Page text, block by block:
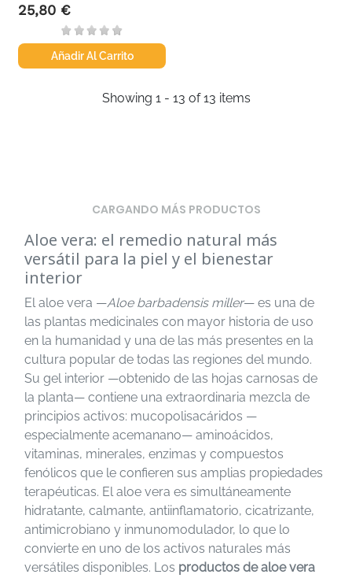
Precio
25,80 €
Añadir Al Carrito
Showing 1 - 13 of 13 items
CARGANDO MÁS PRODUCTOS
Aloe vera: el remedio natural más
versátil para la piel y el bienestar
interior
El aloe vera —Aloe barbadensis miller— es una de
las plantas medicinales con mayor historia de uso
en la humanidad y una de las más presentes en la
cultura popular de todas las regiones del mundo.
Su gel interior —obtenido de las hojas carnosas de
la planta— contiene una extraordinaria mezcla de
principios activos: mucopolisacáridos —
especialmente acemanano— aminoácidos,
vitaminas, minerales, enzimas y compuestos
fenólicos que le confieren sus amplias propiedades
terapéuticas. El aloe vera es simultáneamente
hidratante, calmante, antiinflamatorio, cicatrizante,
antimicrobiano y inmunomodulador, lo que lo
convierte en uno de los activos naturales más
versátiles disponibles. Los productos de aloe vera